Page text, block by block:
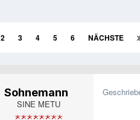
2 3 4 5 6 NÄCHSTE
Sohnemann
SINE METU